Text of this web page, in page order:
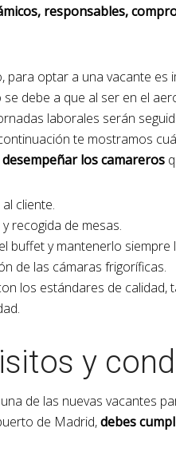
responsables,
para optar a una vacante es
se debe a que al ser en el
laborales serán
te mostramos
los camareros
cliente.
y recogida de mesas.
buffet y mantenerlo siempre
de las cámaras frigoríficas.
los estándares de calidad,
y
de las nuevas vacantes
de Madrid,debes